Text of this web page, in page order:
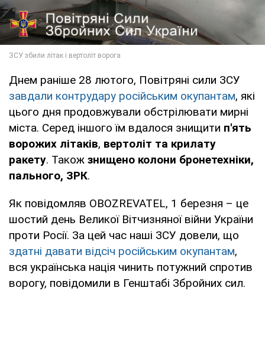
Днем раніше 28 лютого, Повітряні сили ЗСУ
завдали контрудару російським окупантам, які
цього дня продовжували обстрілювати мирні
міста. Серед іншого їм вдалося знищити п'ять
ворожих літаків, вертоліт та крилату
ракету. Також знищено колони бронетехніки,
пального, ЗРК.
Як повідомляв OBOZREVATEL, 1 березня – це
шостий день Великої Вітчизняної війни України
проти Росії. За цей час наші ЗСУ довели, що
здатні давати відсіч російським окупантам,
вся українська нація чинить потужний спротив
ворогу, повідомили в Генштабі Збройних сил.